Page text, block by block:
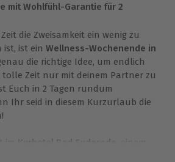
mit Wohlfühl-Garantie für 2
die Zweisamkeit ein wenig zu
ist, ist ein Wellness-Wochenende in
die richtige Idee, um endlich
tolle Zeit nur mit deinem Partner zu
Euch in 2 Tagen rundum
Ihr seid in diesem Kurzurlaub die
im Kurhotel Bad Suderode
, einem
Hotel im Harz, in dem alles